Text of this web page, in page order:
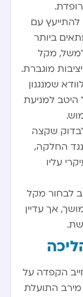
עם
ביותר
מקל
מוגברת.
שמנגנון
היטב למניעת
שקצה
נגד החלקה,
עליו
לבחור מקל
אך עדיין
הקפדה על
מירב התועלת